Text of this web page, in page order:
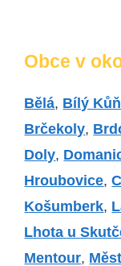
Obce v
Bělá, Bílý Kůň
Brčekoly,
Doly,
Hroubovice,
Košumberk,
Lhota u
Mentour,